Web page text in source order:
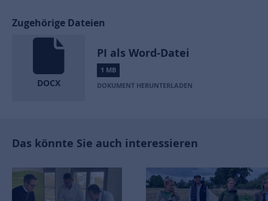
Zugehörige Dateien
DOCX
PI als Word-Datei
1 MB
DOKUMENT HERUNTERLADEN
Das könnte Sie auch interessieren